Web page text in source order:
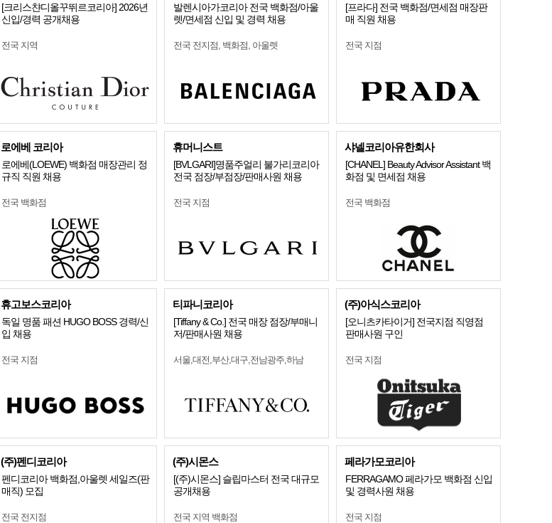
[크리스챤디올꾸뛰르코리아] 2026년
신입/경력 공개채용
전국 지역
발렌시아가코리아 전국 백화점/아울
렛/면세점 신입 및 경력 채용
전국 전지점, 백화점, 아울렛
[프라다] 전국 백화점/면세점 매장판
매 직원 채용
전국 지점
로에베 코리아
로에베(LOEWE) 백화점 매장관리 정
규직 직원 채용
전국 백화점
휴머니스트
[BVLGARI]명품주얼리 불가리코리아
전국 점장/부점장/판매사원 채용
전국 지점
샤넬코리아유한회사
[CHANEL] Beauty Advisor Assistant 백
화점 및 면세점 채용
전국 백화점
휴고보스코리아
독일 명품 패션 HUGO BOSS 경력/신
입 채용
전국 지점
티파니코리아
[Tiffany & Co.] 전국 매장 점장/부매니
저/판매사원 채용
서울,대전,부산,대구,전남광주,하남
(주)아식스코리아
[오니츠카타이거] 전국지점 직영점
판매사원 구인
전국 지점
(주)펜디코리아
펜디코리아 백화점,아울렛 세일즈(판
매직) 모집
전국 전지점
(주)시몬스
[(주)시몬스] 슬립마스터 전국 대규모
공개채용
전국 지역 백화점
페라가모코리아
FERRAGAMO 페라가모 백화점 신입
및 경력사원 채용
전국 지점